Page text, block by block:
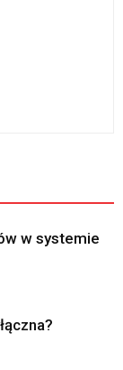
w systemie